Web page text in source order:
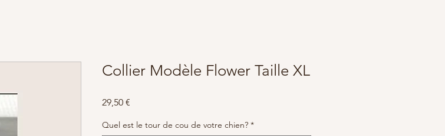
Collier Modèle Flower Taille XL
29,50 €
Quel est le tour de cou de votre chien? *